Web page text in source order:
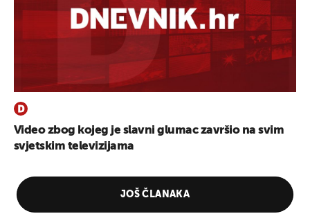
Video zbog kojeg je slavni glumac završio na svim
svjetskim televizijama
JOŠ ČLANAKA